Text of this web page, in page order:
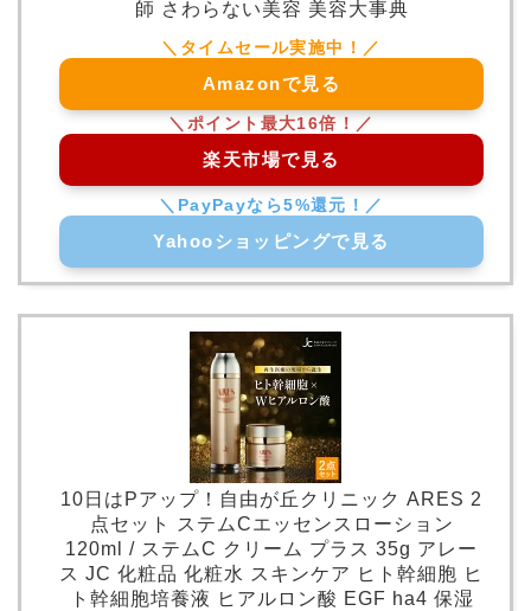
師 さわらない美容 美容大事典
Amazonで見る
楽天市場で見る
Yahooショッピングで見る
10日はPアップ！自由が丘クリニック ARES 2
点セット ステムCエッセンスローション
120ml / ステムC クリーム プラス 35g アレー
ス JC 化粧品 化粧水 スキンケア ヒト幹細胞 ヒ
ト幹細胞培養液 ヒアルロン酸 EGF ha4 保湿